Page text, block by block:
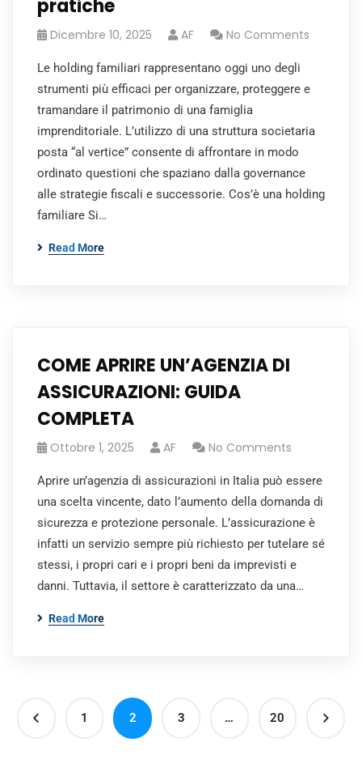
pratiche
Dicembre 10, 2025 AF No Comments
Le holding familiari rappresentano oggi uno degli
strumenti più efficaci per organizzare, proteggere e
tramandare il patrimonio di una famiglia
imprenditoriale. L’utilizzo di una struttura societaria
posta “al vertice” consente di affrontare in modo
ordinato questioni che spaziano dalla governance
alle strategie fiscali e successorie. Cos’è una holding
familiare Si…
Read More
COME APRIRE UN’AGENZIA DI
ASSICURAZIONI: GUIDA
COMPLETA
Ottobre 1, 2025 AF No Comments
Aprire un’agenzia di assicurazioni in Italia può essere
una scelta vincente, dato l’aumento della domanda di
sicurezza e protezione personale. L’assicurazione è
infatti un servizio sempre più richiesto per tutelare sé
stessi, i propri cari e i propri beni da imprevisti e
danni. Tuttavia, il settore è caratterizzato da una…
Read More
1 2 3 … 20